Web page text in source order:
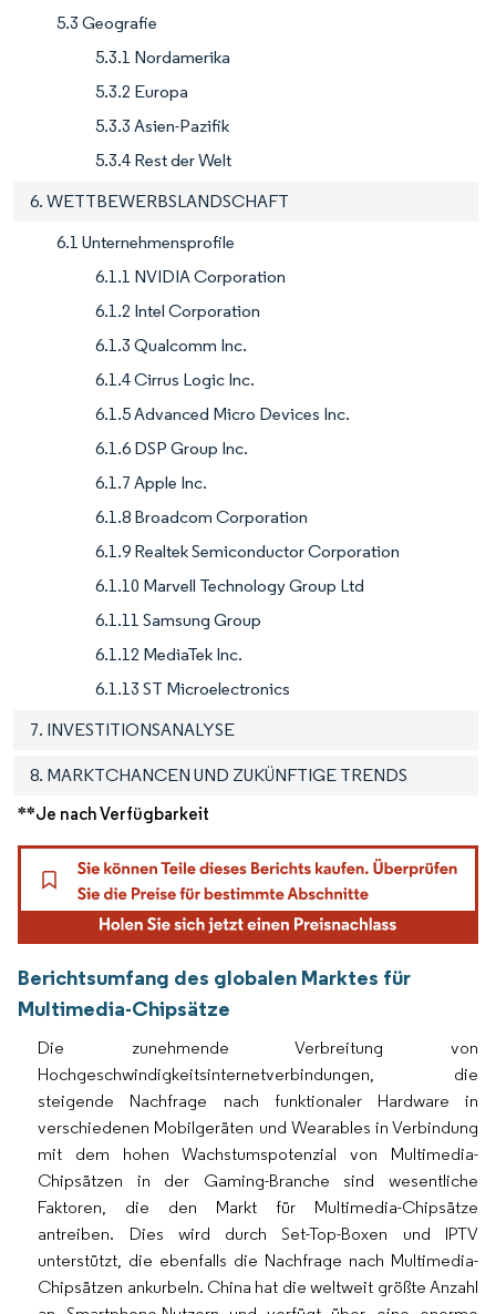
5.3 Geografie
5.3.1 Nordamerika
5.3.2 Europa
5.3.3 Asien-Pazifik
5.3.4 Rest der Welt
6. WETTBEWERBSLANDSCHAFT
6.1 Unternehmensprofile
6.1.1 NVIDIA Corporation
6.1.2 Intel Corporation
6.1.3 Qualcomm Inc.
6.1.4 Cirrus Logic Inc.
6.1.5 Advanced Micro Devices Inc.
6.1.6 DSP Group Inc.
6.1.7 Apple Inc.
6.1.8 Broadcom Corporation
6.1.9 Realtek Semiconductor Corporation
6.1.10 Marvell Technology Group Ltd
6.1.11 Samsung Group
6.1.12 MediaTek Inc.
6.1.13 ST Microelectronics
7. INVESTITIONSANALYSE
8. MARKTCHANCEN UND ZUKÜNFTIGE TRENDS
**Je nach Verfügbarkeit
Berichtsumfang des globalen Marktes für
Multimedia-Chipsätze
Die zunehmende Verbreitung von
Hochgeschwindigkeitsinternetverbindungen, die
steigende Nachfrage nach funktionaler Hardware in
verschiedenen Mobilgeräten und Wearables in Verbindung
mit dem hohen Wachstumspotenzial von Multimedia-
Chipsätzen in der Gaming-Branche sind wesentliche
Faktoren, die den Markt für Multimedia-Chipsätze
antreiben. Dies wird durch Set-Top-Boxen und IPTV
unterstützt, die ebenfalls die Nachfrage nach Multimedia-
Chipsätzen ankurbeln. China hat die weltweit größte Anzahl